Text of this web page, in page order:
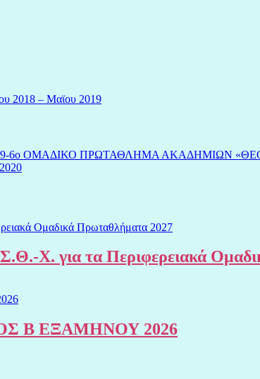
2018 – Μαϊου 2019
6ο ΟΜΑΔΙΚΟ ΠΡΩΤΑΘΛΗΜΑ ΑΚΑΔΗΜΙΩΝ
Χ. για τα Περιφερειακά
Β ΕΞΑΜΗΝΟΥ 2026